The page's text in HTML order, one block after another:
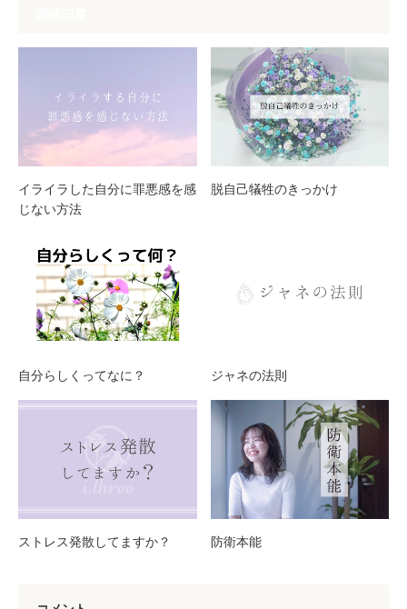
イライラした自分に罪悪感を感
じない方法
脱自己犠牲のきっかけ
自分らしくってなに？ ジャネの法則
ストレス発散してますか？ 防衛本能